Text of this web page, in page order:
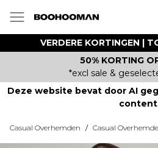
VERDERE KORTINGEN |
50% KORTING
*excl sale &
Deze website bevat door AI
Casual Overhemden / Casual